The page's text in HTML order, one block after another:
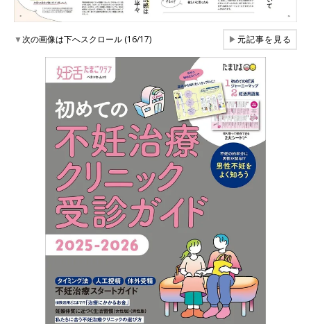
▼次の画像は下へスクロール (16/17) ▶元記事を見る